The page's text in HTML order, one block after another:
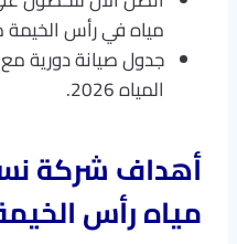
مياه في رأس الخيمة
جدول صيانة دورية
المياه 2026.
أهداف شركة
مياه رأس